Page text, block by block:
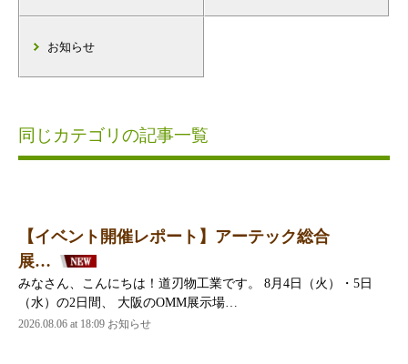
お知らせ
同じカテゴリの記事一覧
【イベント開催レポート】アーテック総合
展…
みなさん、こんにちは！道刃物工業です。 8月4日（火）・5日
（水）の2日間、 大阪のOMM展示場…
2026.08.06 at 18:09 お知らせ